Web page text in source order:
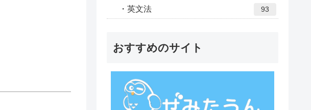
英文法 93
おすすめのサイト